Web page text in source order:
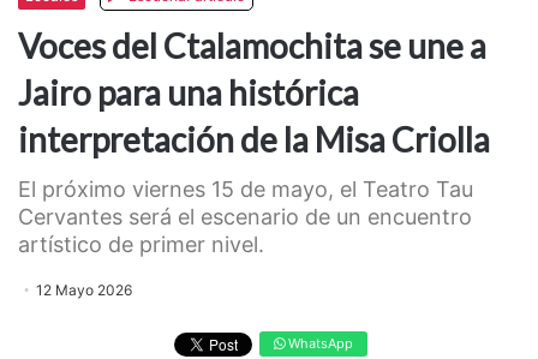
Voces del Ctalamochita se une a
Jairo para una histórica
interpretación de la Misa Criolla
El próximo viernes 15 de mayo, el Teatro Tau
Cervantes será el escenario de un encuentro
artístico de primer nivel.
12 Mayo 2026
WhatsApp